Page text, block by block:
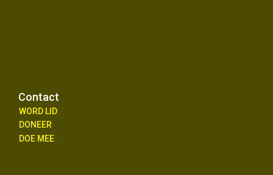
Contact
WORD LID
DONEER
DOE MEE